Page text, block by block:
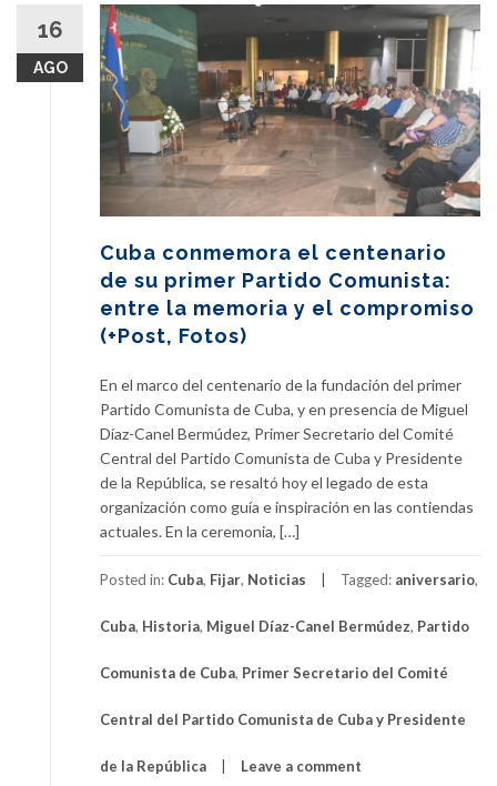
16
AGO
Cuba conmemora el centenario
de su primer Partido Comunista:
entre la memoria y el compromiso
(+Post, Fotos)
En el marco del centenario de la fundación del primer
Partido Comunista de Cuba, y en presencia de Miguel
Díaz-Canel Bermúdez, Primer Secretario del Comité
Central del Partido Comunista de Cuba y Presidente
de la República, se resaltó hoy el legado de esta
organización como guía e inspiración en las contiendas
actuales. En la ceremonia, […]
Posted in: Cuba, Fijar, Noticias Tagged: aniversario,
Cuba, Historia, Miguel Díaz-Canel Bermúdez, Partido
Comunista de Cuba, Primer Secretario del Comité
Central del Partido Comunista de Cuba y Presidente
de la República Leave a comment